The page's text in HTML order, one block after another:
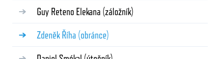
Guy Reteno Elekana (záložník)
Zdeněk Říha (obránce)